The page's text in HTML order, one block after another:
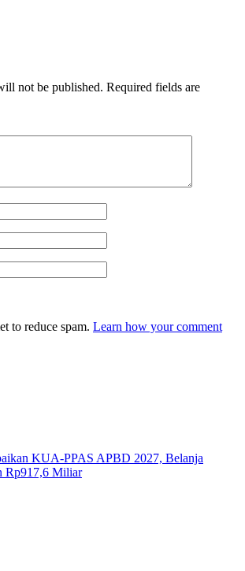
not be published. Required fields are
to reduce spam. Learn how your comment
KUA-PPAS APBD 2027, Belanja
Rp917,6 Miliar